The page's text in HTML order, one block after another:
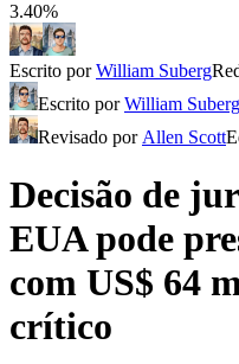
3.40%
Escrito porWilliam Suberg
Escrito porWilliam Suberg
Revisado por Allen Scott
Decisão de
EUA pode
com US$ 64
crítico